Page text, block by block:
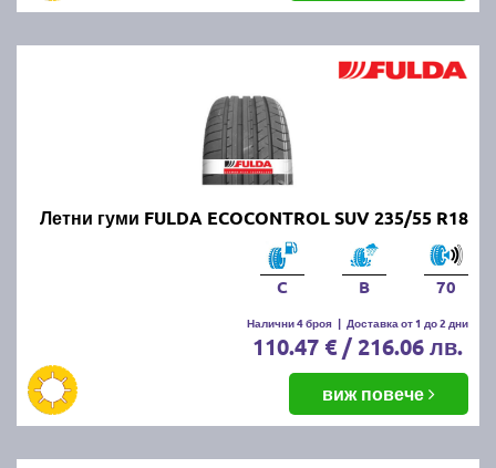
Летни гуми FULDA ECOCONTROL SUV 235/55 R18
C B 70
Налични 4 броя | Доставка от 1 до 2 дни
110.47 € / 216.06 лв.
виж повече